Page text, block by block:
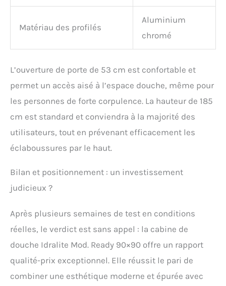
Matériau des profilés
Aluminium
chromé
L’ouverture de porte de 53 cm est confortable et
permet un accès aisé à l’espace douche, même pour
les personnes de forte corpulence. La hauteur de 185
cm est standard et conviendra à la majorité des
utilisateurs, tout en prévenant efficacement les
éclaboussures par le haut.
Bilan et positionnement : un investissement
judicieux ?
Après plusieurs semaines de test en conditions
réelles, le verdict est sans appel : la cabine de
douche Idralite Mod. Ready 90×90 offre un rapport
qualité-prix exceptionnel. Elle réussit le pari de
combiner une esthétique moderne et épurée avec